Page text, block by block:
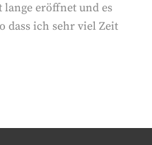
eröffnet und es
dass ich sehr viel Zeit